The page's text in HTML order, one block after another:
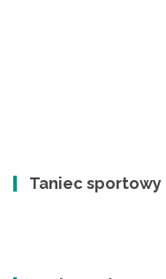
Taniec sportowy